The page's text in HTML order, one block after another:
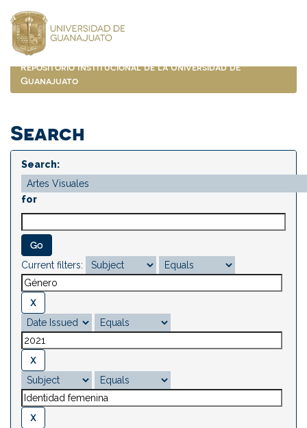
navigation
Repositorio Institucional de la Universidad de
Guanajuato
Search
Search:
for
Current filters: